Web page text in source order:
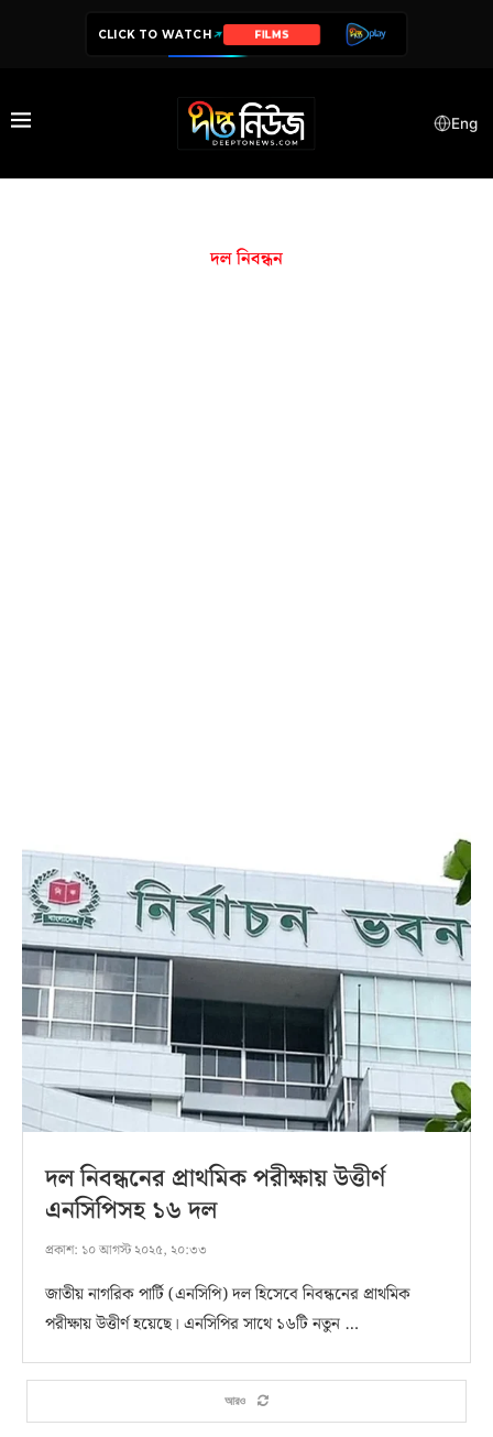
CLICK TO WATCH FILMS
Eng
দল নিবন্ধন
দল নিবন্ধনের প্রাথমিক পরীক্ষায় উত্তীর্ণ
এনসিপিসহ ১৬ দল
প্রকাশ: ১০ আগস্ট ২০২৫, ২০:৩৩
জাতীয় নাগরিক পার্টি (এনসিপি) দল হিসেবে নিবন্ধনের প্রাথমিক
পরীক্ষায় উত্তীর্ণ হয়েছে। এনসিপির সাথে ১৬টি নতুন …
আরও